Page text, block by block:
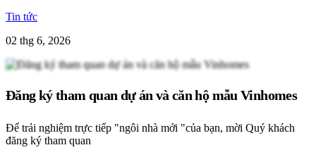
Tin tức
02 thg 6, 2026
Đăng ký tham quan dự án và căn hộ mẫu Vinhomes
Để trải nghiệm trực tiếp "ngôi nhà mới "của bạn, mời Quý khách
đăng ký tham quan